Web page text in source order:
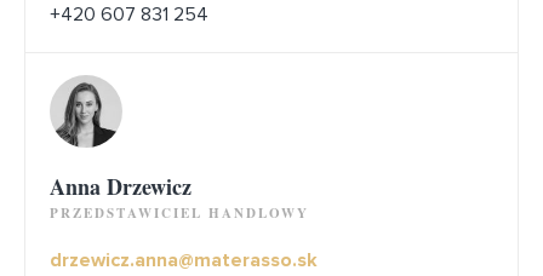
+420 607 831 254
Anna Drzewicz
PRZEDSTAWICIEL HANDLOWY
drzewicz.anna@materasso.sk